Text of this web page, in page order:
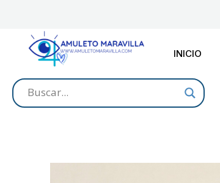
contenido
INICIO